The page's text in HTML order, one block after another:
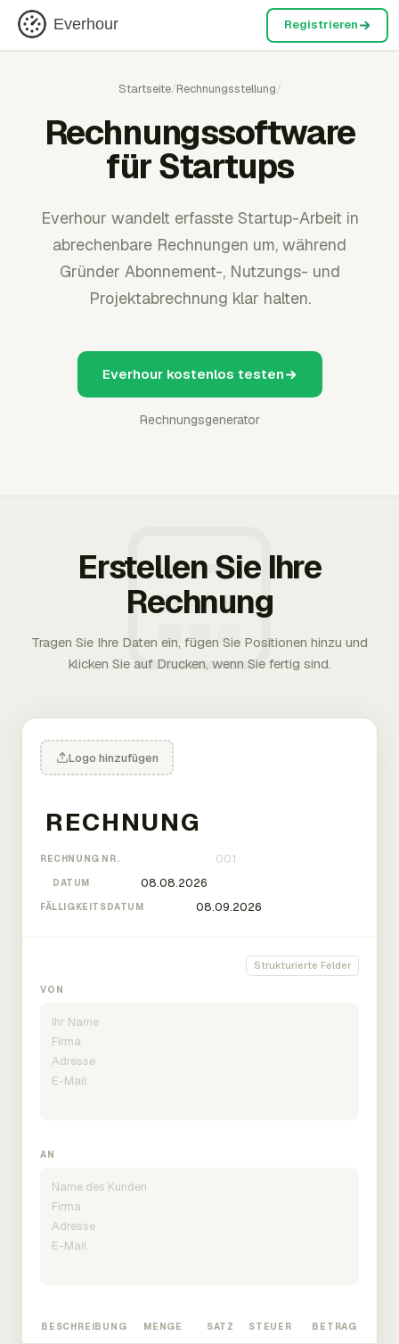
Everhour Registrieren
Startseite/Rechnungsstellung/
Rechnungssoftware
für Startups
Everhour wandelt erfasste Startup-Arbeit in
abrechenbare Rechnungen um, während
Gründer Abonnement-, Nutzungs- und
Projektabrechnung klar halten.
Everhour kostenlos testen
Rechnungsgenerator
Erstellen Sie Ihre
Rechnung
Tragen Sie Ihre Daten ein, fügen Sie Positionen hinzu und
klicken Sie auf Drucken, wenn Sie fertig sind.
Logo hinzufügen
RECHNUNG NR.
DATUM
FÄLLIGKEITSDATUM
Strukturierte Felder
VON
AN
BESCHREIBUNG MENGE SATZ STEUER BETRAG